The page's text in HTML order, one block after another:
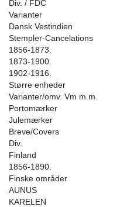
Div. / FDC
Varianter
Dansk Vestindien
Stempler-Cancelations
1856-1873.
1873-1900.
1902-1916.
Større enheder
Varianter/omv. Vm m.m.
Portomærker
Julemærker
Breve/Covers
Div.
Finland
1856-1890.
Finske områder
AUNUS
KARELEN